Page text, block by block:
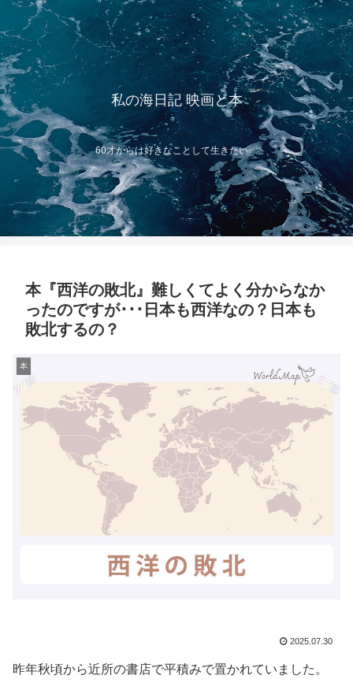
私の海日記 映画と本
60才からは好きなことして生きたい
本『西洋の敗北』難しくてよく分からなか
ったのですが･･･日本も西洋なの？日本も
敗北するの？
本
2025.07.30
昨年秋頃から近所の書店で平積みで置かれていました。